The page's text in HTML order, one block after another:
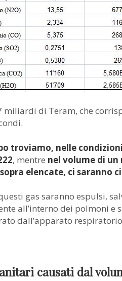
di Teram, che
troviamo, nelle
, mentre nel volume di un
elencate, ci saranno
gas saranno espulsi,
all’interno dei polmoni e
dall’apparato
causati dal